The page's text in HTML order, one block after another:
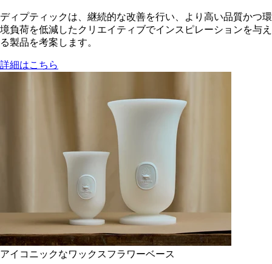
ディプティックは、継続的な改善を行い、より高い品質かつ環
境負荷を低減した​クリエイティブでインスピレーションを与え
る製品を考案します。
詳細はこちら
アイコニックなワックスフラワーベース